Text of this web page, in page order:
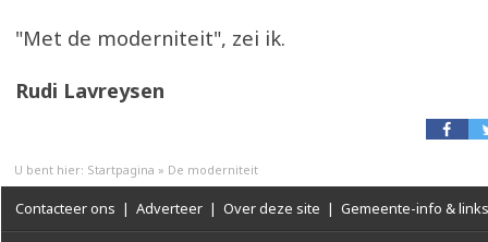
"Met de moderniteit", zei ik.
Rudi Lavreysen
U bent hier: Startpagina » De moderniteit
Contacteer ons | Adverteer | Over deze site | Gemeente-info & links